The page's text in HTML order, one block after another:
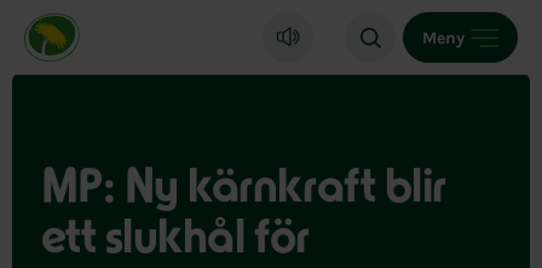
Miljöpartiet de gröna, startsida
Meny
MP: Ny kärnkraft blir
ett slukhål för